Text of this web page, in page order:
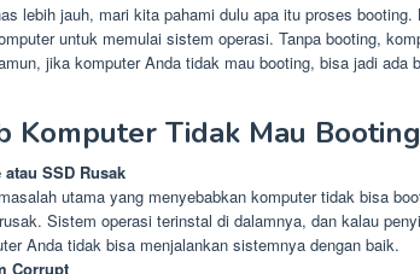
lebih jauh, mari kita pahami dulu apa itu proses booting.
untuk memulai sistem operasi. Tanpa booting,
jika komputer Anda tidak mau booting, bisa jadi ada
Komputer Tidak Mau
SSD Rusak
utama yang menyebabkan komputer tidak bisa
Sistem operasi terinstal di dalamnya, dan kalau
Anda tidak bisa menjalankan sistemnya dengan baik.
Corrupt